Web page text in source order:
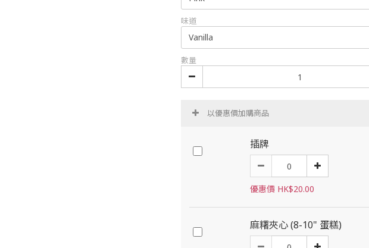
味道
數量
以優惠價加購商品
插牌
優惠價 HK$20.00
麻糬夾心 (8-10" 蛋糕)